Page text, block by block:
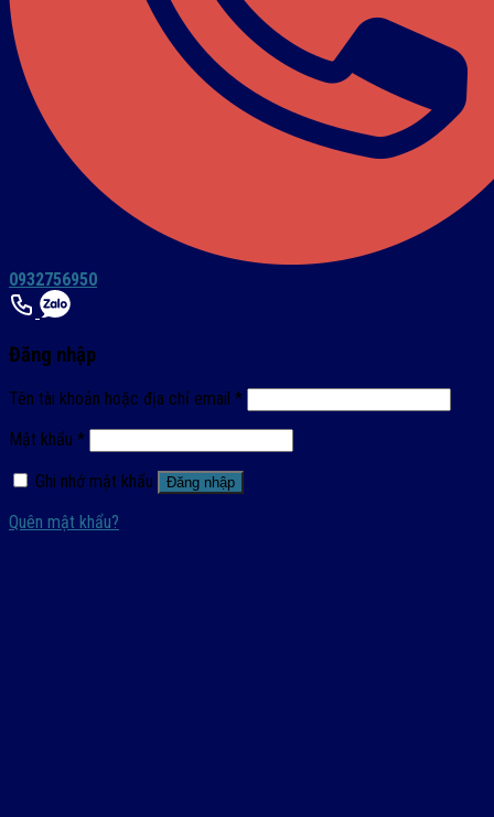
0932756950
Đăng nhập
Tên tài khoản hoặc địa chỉ email *
Mật khẩu *
Ghi nhớ mật khẩu
Đăng nhập
Quên mật khẩu?